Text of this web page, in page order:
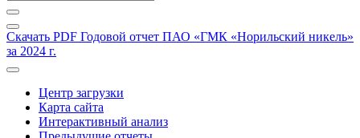
Скачать PDF Годовой отчет ПАО «ГМК «Норильский никель»
за 2024 г.
Центр загрузки
Карта сайта
Интерактивный анализ